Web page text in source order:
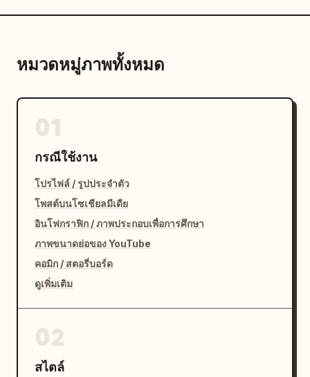
หมวดหมู่ภาพทั้งหมด
กรณีใช้งาน
โปรไฟล์ / รูปประจำตัว
โพสต์บนโซเชียลมีเดีย
อินโฟกราฟิก / ภาพประกอบเพื่อการศึกษา
ภาพขนาดย่อของ YouTube
คอมิก / สตอรี่บอร์ด
ดูเพิ่มเติม
สไตล์